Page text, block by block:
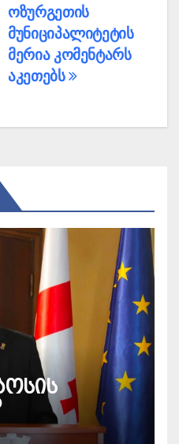
ოზურგეთის
მუნიციპალიტეტის
მერია კომენტარს
აკეთებს